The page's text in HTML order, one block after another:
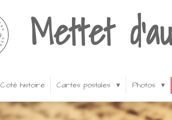
Mettet
Coté histoire Cartes postales Photos